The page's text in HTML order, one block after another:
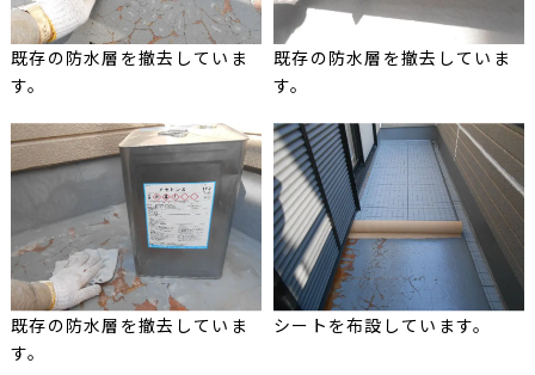
既存の防水層を撤去していま
す。
既存の防水層を撤去していま
す。
既存の防水層を撤去していま
す。
シートを布設しています。